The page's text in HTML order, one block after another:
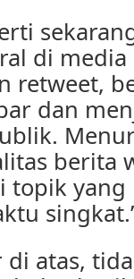
di media
retweet,
dan
berita
topik
di atas,